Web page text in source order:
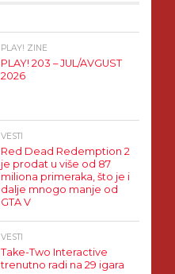
PLAY! ZINE
PLAY! 203 – JUL/AVGUST
2026
VESTI
Red Dead Redemption 2
je prodat u više od 87
miliona primeraka, što je i
dalje mnogo manje od
GTA V
VESTI
Take-Two Interactive
trenutno radi na 29 igara